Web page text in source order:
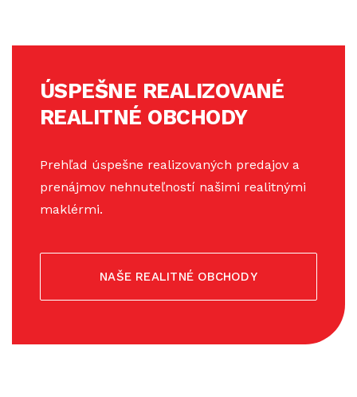
ÚSPEŠNE REALIZOVANÉ
REALITNÉ OBCHODY
Prehľad úspešne realizovaných predajov a
prenájmov nehnuteľností našimi realitnými
maklérmi.
NAŠE REALITNÉ OBCHODY